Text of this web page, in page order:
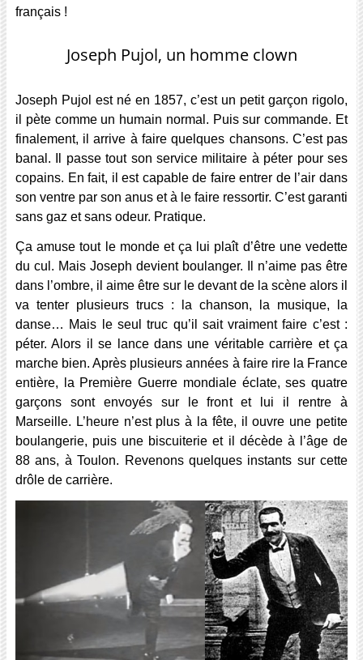
français !
Joseph Pujol, un homme clown
Joseph Pujol est né en 1857, c’est un petit garçon rigolo,
il pète comme un humain normal. Puis sur commande. Et
finalement, il arrive à faire quelques chansons. C’est pas
banal. Il passe tout son service militaire à péter pour ses
copains. En fait, il est capable de faire entrer de l’air dans
son ventre par son anus et à le faire ressortir. C’est garanti
sans gaz et sans odeur. Pratique.
Ça amuse tout le monde et ça lui plaît d’être une vedette
du cul. Mais Joseph devient boulanger. Il n’aime pas être
dans l’ombre, il aime être sur le devant de la scène alors il
va tenter plusieurs trucs : la chanson, la musique, la
danse… Mais le seul truc qu’il sait vraiment faire c’est :
péter. Alors il se lance dans une véritable carrière et ça
marche bien. Après plusieurs années à faire rire la France
entière, la Première Guerre mondiale éclate, ses quatre
garçons sont envoyés sur le front et lui il rentre à
Marseille. L’heure n’est plus à la fête, il ouvre une petite
boulangerie, puis une biscuiterie et il décède à l’âge de
88 ans, à Toulon. Revenons quelques instants sur cette
drôle de carrière.